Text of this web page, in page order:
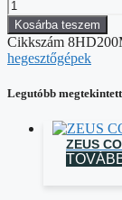
Kosárba teszem
Cikkszám
hegesztőgépek
Legutóbb
ZEUS